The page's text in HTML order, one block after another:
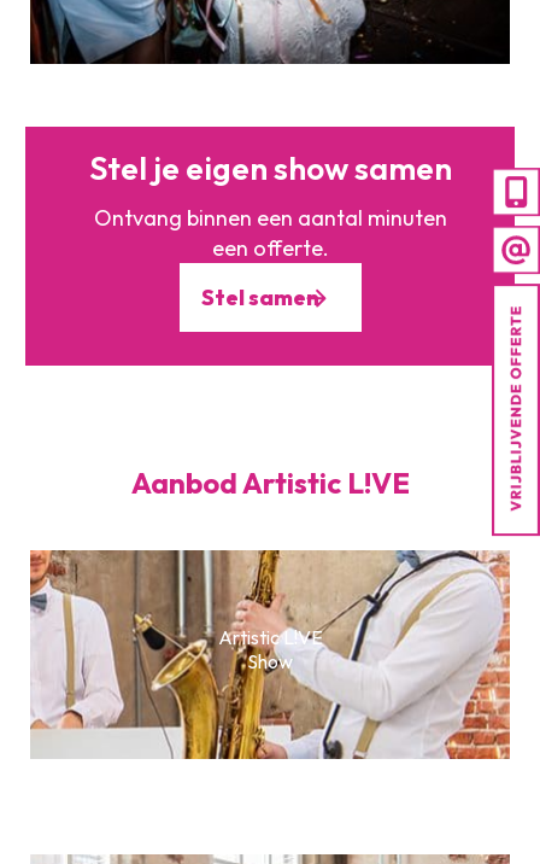
Stel je eigen show samen
Ontvang binnen een aantal minuten
een offerte.
Stel samen
Aanbod Artistic L!VE
Artistic L!VE
Show